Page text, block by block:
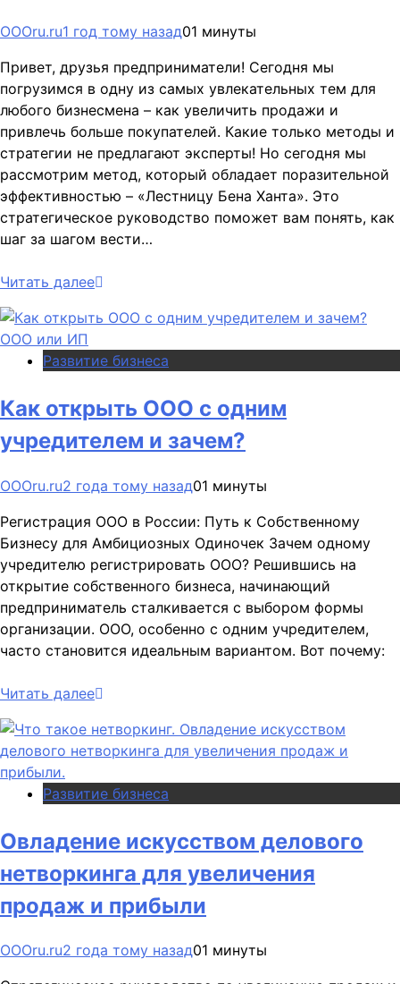
OOOru.ru1 год тому назад01 минуты
Привет, друзья предприниматели! Сегодня мы
погрузимся в одну из самых увлекательных тем для
любого бизнесмена – как увеличить продажи и
привлечь больше покупателей. Какие только методы и
стратегии не предлагают эксперты! Но сегодня мы
рассмотрим метод, который обладает поразительной
эффективностью – «Лестницу Бена Ханта». Это
стратегическое руководство поможет вам понять, как
шаг за шагом вести…
Читать далее
Развитие бизнеса
Как открыть ООО с одним
учредителем и зачем?
OOOru.ru2 года тому назад01 минуты
Регистрация ООО в России: Путь к Собственному
Бизнесу для Амбициозных Одиночек Зачем одному
учредителю регистрировать ООО? Решившись на
открытие собственного бизнеса, начинающий
предприниматель сталкивается с выбором формы
организации. ООО, особенно с одним учредителем,
часто становится идеальным вариантом. Вот почему:
Читать далее
Развитие бизнеса
Овладение искусством делового
нетворкинга для увеличения
продаж и прибыли
OOOru.ru2 года тому назад01 минуты